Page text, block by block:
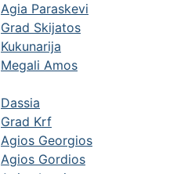
Agia Paraskevi
Grad Skijatos
Kukunarija
Megali Amos
Dassia
Grad Krf
Agios Georgios
Agios Gordios